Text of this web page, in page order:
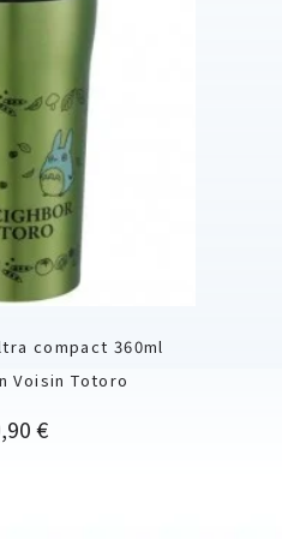
compact 360ml
Voisin Totoro
€